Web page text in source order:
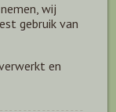
wij
gebruik van
en